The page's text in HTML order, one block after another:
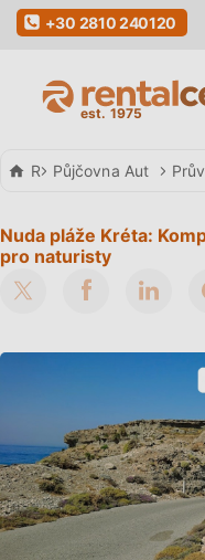
+30 2810 240120
Rental Center Crete
Půjčovna Aut
Nuda pláže Kréta:
pro naturisty